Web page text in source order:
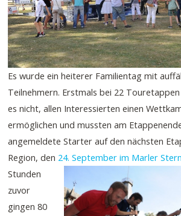
Es wurde ein heiterer Familientag mit
Teilnehmern. Erstmals bei 22
es nicht, allen Interessierten einen
ermöglichen und mussten am
angemeldete Starter auf den nächsten
Region, den 24. September im Marler Stern
Stunden
zuvor
gingen 80